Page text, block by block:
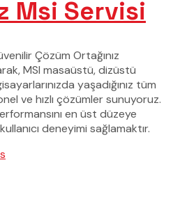
Msi Servisi
Çözüm Ortağınız
MSI masaüstü, dizüstü
yaşadığınız tüm
ve hızlı çözümler sunuyoruz.
en üst düzeye
deneyimi sağlamaktır.